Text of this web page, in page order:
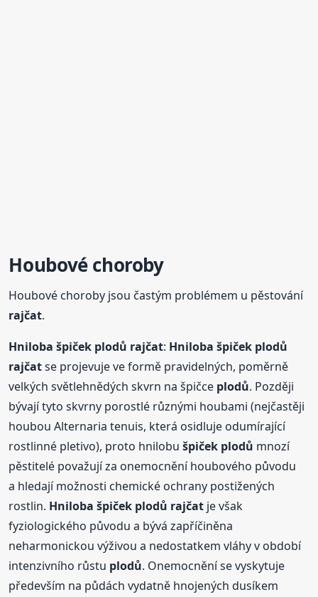
Houbové choroby
Houbové choroby jsou častým problémem u pěstování
rajčat.
Hniloba špiček plodů rajčat: Hniloba špiček plodů
rajčatse projevuje ve formě pravidelných, poměrně
velkých světlehnědých skvrn na špičce plodů. Později
bývají tyto skvrny porostlé různými houbami (nejčastěji
houbou Alternaria tenuis, která osidluje odumírající
rostlinné pletivo), proto hnilobušpiček plodů mnozí
pěstitelé považují za onemocnění houbového původu
a hledají možnosti chemické ochrany postižených
rostlin. Hniloba špiček plodů rajčat je však
fyziologického původu a bývá zapříčiněna
neharmonickou výživou a nedostatkem vláhy v období
intenzivního růstu plodů. Onemocnění se vyskytuje
především na půdách vydatně hnojených dusíkem